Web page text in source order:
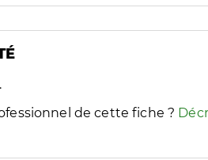
plusieurs handicaps/besoins
de cette fiche ?